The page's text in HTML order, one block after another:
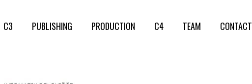
C3 PUBLISHING PRODUCTION C4 TEAM CONTACT